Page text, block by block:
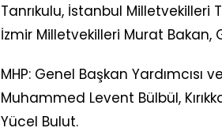
Tanrıkulu, İstanbul Milletvekilleri
İzmir Milletvekilleri Murat Bakan,
MHP: Genel Başkan Yardımcısı
Muhammed Levent Bülbül,
Yücel Bulut.